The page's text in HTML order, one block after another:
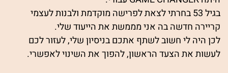
בגיל 53 בחרתי לצאת לפרישה מוקדמת ולבנות לעצמי
קריירה חדשה בה אני מממשת את הייעוד שלי.
לכן היה לי חשוב לשתף אתכם בניסיון שלי, לעזור לכם
לעשות את הצעד הראשון, להפוך את השינוי לאפשרי.